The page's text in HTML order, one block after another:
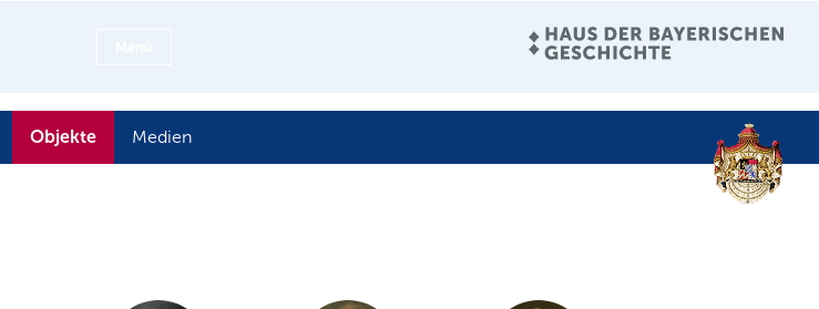
Objekte Medien